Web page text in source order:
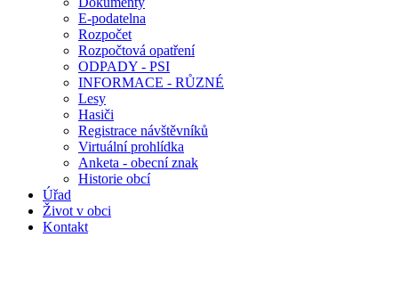
E-podatelna
Rozpočet
Rozpočtová opatření
ODPADY - PSI
INFORMACE - RŮZNÉ
Lesy
Hasiči
Registrace návštěvníků
Virtuální prohlídka
Anketa - obecní znak
Historie obcí
Úřad
Život v obci
Kontakt